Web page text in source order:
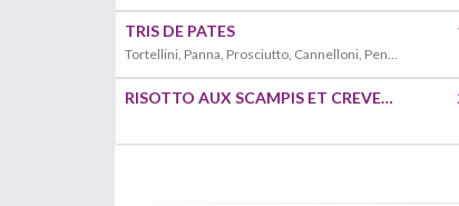
TRIS DE PATES
Tortellini, Panna, Prosciutto, Cannelloni, Penne Pesto
RISOTTO AUX SCAMPIS ET CREVETTES